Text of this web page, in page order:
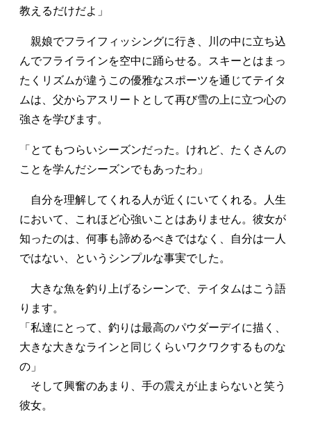
教えるだけだよ」
親娘でフライフィッシングに行き、川の中に立ち込
んでフライラインを空中に踊らせる。スキーとはまっ
たくリズムが違うこの優雅なスポーツを通じてテイタ
ムは、父からアスリートとして再び雪の上に立つ心の
強さを学びます。
「とてもつらいシーズンだった。けれど、たくさんの
ことを学んだシーズンでもあったわ」
自分を理解してくれる人が近くにいてくれる。人生
において、これほど心強いことはありません。彼女が
知ったのは、何事も諦めるべきではなく、自分は一人
ではない、というシンプルな事実でした。
大きな魚を釣り上げるシーンで、テイタムはこう語
ります。
「私達にとって、釣りは最高のパウダーデイに描く、
大きな大きなラインと同じくらいワクワクするものな
の」
そして興奮のあまり、手の震えが止まらないと笑う
彼女。